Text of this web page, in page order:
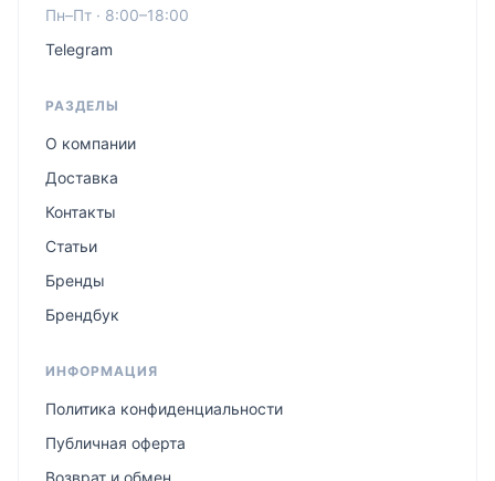
Пн–Пт · 8:00–18:00
Telegram
РАЗДЕЛЫ
О компании
Доставка
Контакты
Статьи
Бренды
Брендбук
ИНФОРМАЦИЯ
Политика конфиденциальности
Публичная оферта
Возврат и обмен